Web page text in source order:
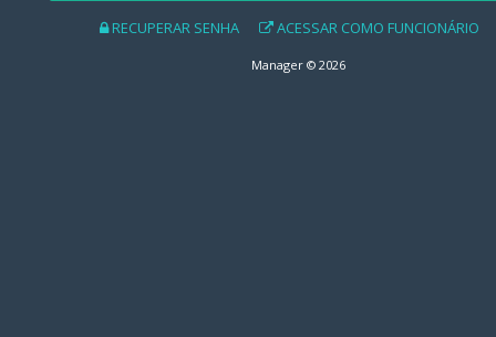
RECUPERAR SENHA ACESSAR COMO FUNCIONÁRIO
Manager © 2026